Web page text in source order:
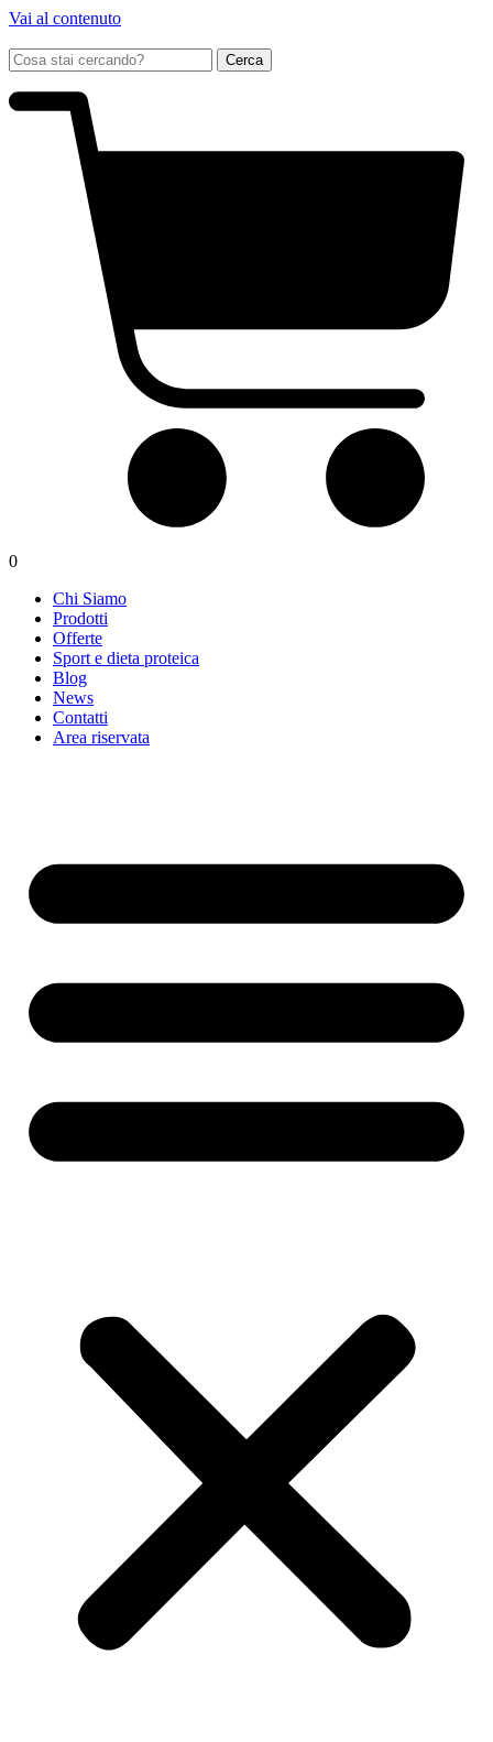
Vai al contenuto
0
Chi Siamo
Prodotti
Offerte
Sport e dieta proteica
Blog
News
Contatti
Area riservata